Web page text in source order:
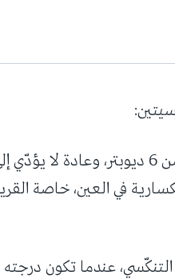
قصر البصر البسيط: عندما تكون درجته أقل من 6
في العين، خاصة